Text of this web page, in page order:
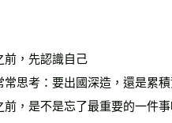
前，先認識自己
常思考：要出國深造，還是累
前，是不是忘了最重要的一件